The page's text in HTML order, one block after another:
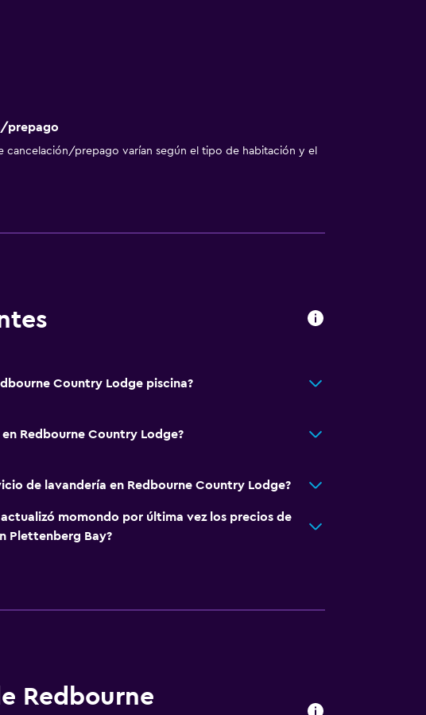
prepago
cancelación/prepago varían según el tipo de habitación y el
Country Lodge piscina?
Redbourne Country Lodge?
de lavandería en Redbourne Country Lodge?
momondo por última vez los precios de
Plettenberg Bay?
Redbourne